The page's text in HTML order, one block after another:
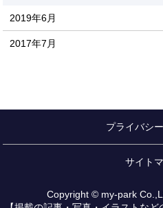
2019年6月
2017年7月
プライバシ
サイト
Copyright © my-park